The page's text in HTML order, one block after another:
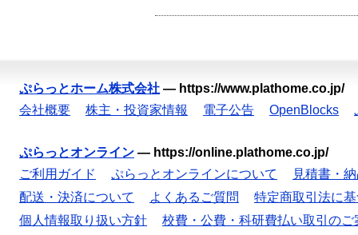
ぷらっとホーム株式会社 — https://www.plathome.co.jp/
会社概要
株主・投資家情報 電子公告 OpenBlocks
ぷらっとオンライン — https://online.plathome.co.jp/
ご利用ガイド
ぷらっとオンラインについて
見積書・
配送・決済について
よくあるご質問
特定商取引法に
個人情報取り扱い方針
校費・公費・科研費払い取引のご